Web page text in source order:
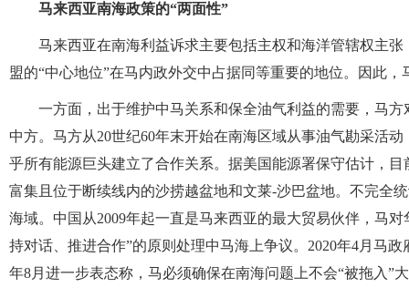
马来西亚南海政策的“两面性”
马来西亚在南海利益诉求主要包括主权和海洋管辖权主
盟的“中心地位”在马内政外交中占据同等重要的地位。因此
一方面，出于维护中马关系和保全油气利益的需要，马
中方。马方从20世纪60年末开始在南海区域从事油气勘采活
乎所有能源巨头建立了合作关系。据美国能源署保守估计，
富集且位于断续线内的沙捞越盆地和文莱-沙巴盆地。不完全
海域。中国从2009年起一直是马来西亚的最大贸易伙伴，马
持对话、推进合作”的原则处理中马海上争议。2020年4月马
年8月进一步表态称，马必须确保在南海问题上不会“被拖入”